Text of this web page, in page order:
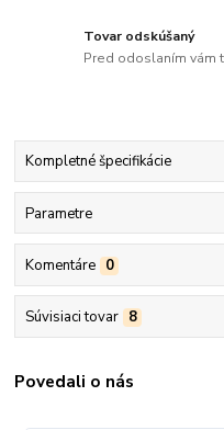
Tovar odskúšaný
Pred odoslaním vám
Kompletné špecifikácie
Parametre
Komentáre 0
Súvisiaci tovar 8
Povedali o nás